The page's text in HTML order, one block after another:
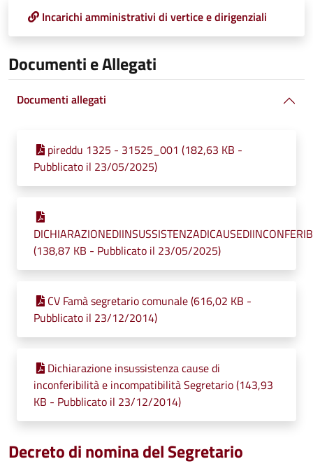
Incarichi amministrativi di vertice e dirigenziali
Documenti e Allegati
Documenti allegati
pireddu 1325 - 31525_001 (182,63 KB -
Pubblicato il 23/05/2025)
(138,87 KB - Pubblicato il 23/05/2025)
CV Famà segretario comunale (616,02 KB -
Pubblicato il 23/12/2014)
Dichiarazione insussistenza cause di
inconferibilità e incompatibilità Segretario (143,93
KB - Pubblicato il 23/12/2014)
Decreto di nomina del Segretario